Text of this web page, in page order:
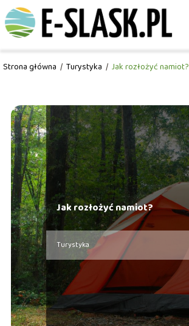
Strona główna / Turystyka / Jak rozłożyć namiot?
Jak rozłożyć namiot?
Turystyka